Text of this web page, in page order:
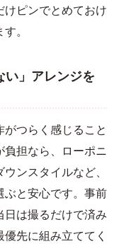
けピンでとめておけ
。
」アレンジを
つらく感じること
担なら、ローポニ
ンスタイルなど、
ぶと安心です。事前
日は撮るだけで済み
先に組み立ててく